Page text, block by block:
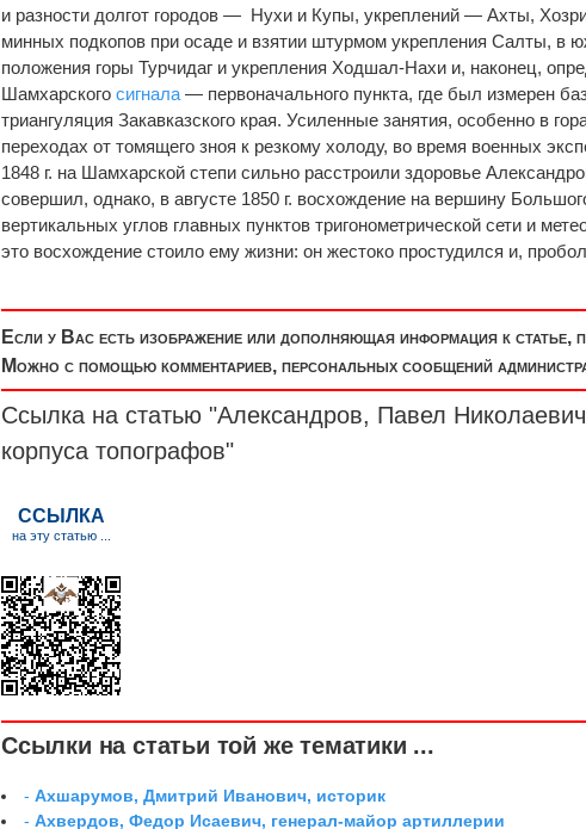
и разности долгот городов — Нухи и Купы, укреплений — Ахты,
минных подкопов при осаде и взятии штурмом укрепления Салты, в
положения горы Турчидаг и укрепления Ходшал-Нахи и, наконец,
Шамхарскогосигнала — первоначального пункта, где был измерен
триангуляция Закавказского края. Усиленные занятия, особенно в
переходах от томящего зноя к резкому холоду, во время военных
1848 г. на Шамхарской степи сильно расстроили здоровье
совершил, однако, в августе 1850 г. восхождение на вершину
вертикальных углов главных пунктов тригонометрической сети и
это восхождение стоило ему жизни: он жестоко простудился и,
Если у Вас есть изображение или дополняющая информация к статье,
Можно с помощью комментариев, персональных сообщений
Ссылка на статью "Александров, Павел
корпуса топографов"
Ссылки на статьи той же тематики ...
-Ахшарумов, Дмитрий Иванович, историк
-Ахвердов, Федор Исаевич, генерал-майор артиллерии